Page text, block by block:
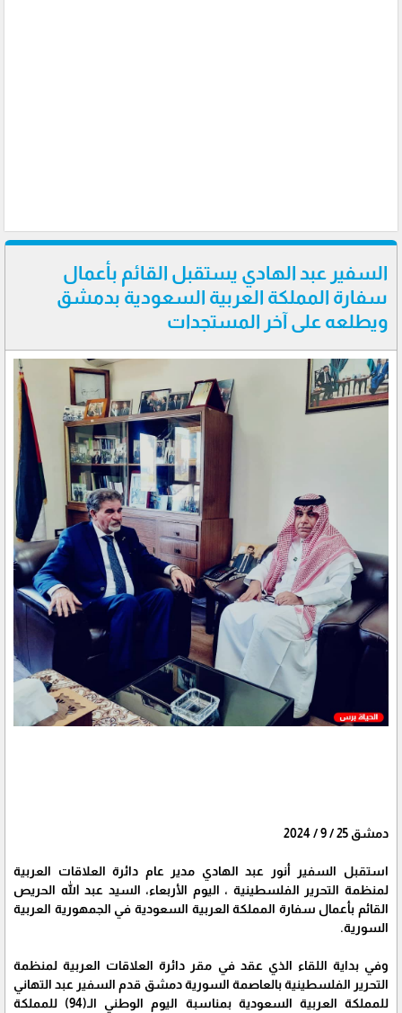
السفير عبد الهادي يستقبل القائم بأعمال
سفارة المملكة العربية السعودية بدمشق
ويطلعه على آخر المستجدات
دمشق 25 / 9 / 2024
استقبل السفير أنور عبد الهادي مدير عام دائرة العلاقات العربية
لمنظمة التحرير الفلسطينية ، اليوم الأربعاء، السيد عبد الله الحريص
القائم بأعمال سفارة المملكة العربية السعودية في الجمهورية العربية
السورية.
وفي بداية اللقاء الذي عقد في مقر دائرة العلاقات العربية لمنظمة
التحرير الفلسطينية بالعاصمة السورية دمشق قدم السفير عبد التهاني
للمملكة العربية السعودية بمناسبة اليوم الوطني الـ(94) للمملكة